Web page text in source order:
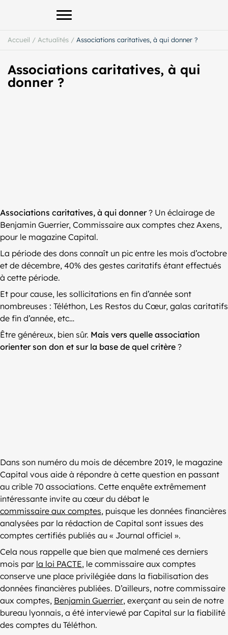
Afficher le menu principal
Accueil / Actualités / Associations caritatives, à qui donner ?
Associations caritatives, à qui
donner ?
Associations caritatives, à qui donner? Un éclairage de
Benjamin Guerrier, Commissaire aux comptes chez Axens,
pour le magazine Capital.
La période des dons connaît un pic entre les mois d’octobre
et de décembre, 40% des gestes caritatifs étant effectués
à cette période.
Et pour cause, les sollicitations en fin d’année sont
nombreuses : Téléthon, Les Restos du Cœur, galas caritatifs
de fin d’année, etc…
Être généreux, bien sûr. Mais vers quelle association
orienter son don et sur la base de quel critère ?
Dans son numéro du mois de décembre 2019, le magazine
Capital vous aide à répondre à cette question en passant
au crible 70 associations. Cette enquête extrêmement
intéressante invite au cœur du débat le
commissaire aux comptes, puisque les données financières
analysées par la rédaction de Capital sont issues des
comptes certifiés publiés au « Journal officiel ».
Cela nous rappelle que bien que malmené ces derniers
mois par la loi PACTE, le commissaire aux comptes
conserve une place privilégiée dans la fiabilisation des
données financières publiées. D’ailleurs, notre commissaire
aux comptes, Benjamin Guerrier, exerçant au sein de notre
bureau lyonnais, a été interviewé par Capital sur la fiabilité
des comptes du Téléthon.